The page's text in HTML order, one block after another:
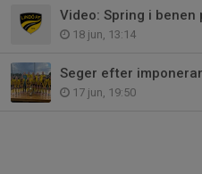
Video: Spring i benen
18 jun, 13:14
Seger efter
17 jun, 19:50